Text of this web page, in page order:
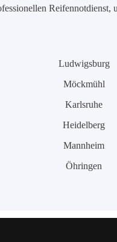
Reifennotdienst,
Ludwigsburg
Möckmühl
Karlsruhe
Heidelberg
Mannheim
Öhringen